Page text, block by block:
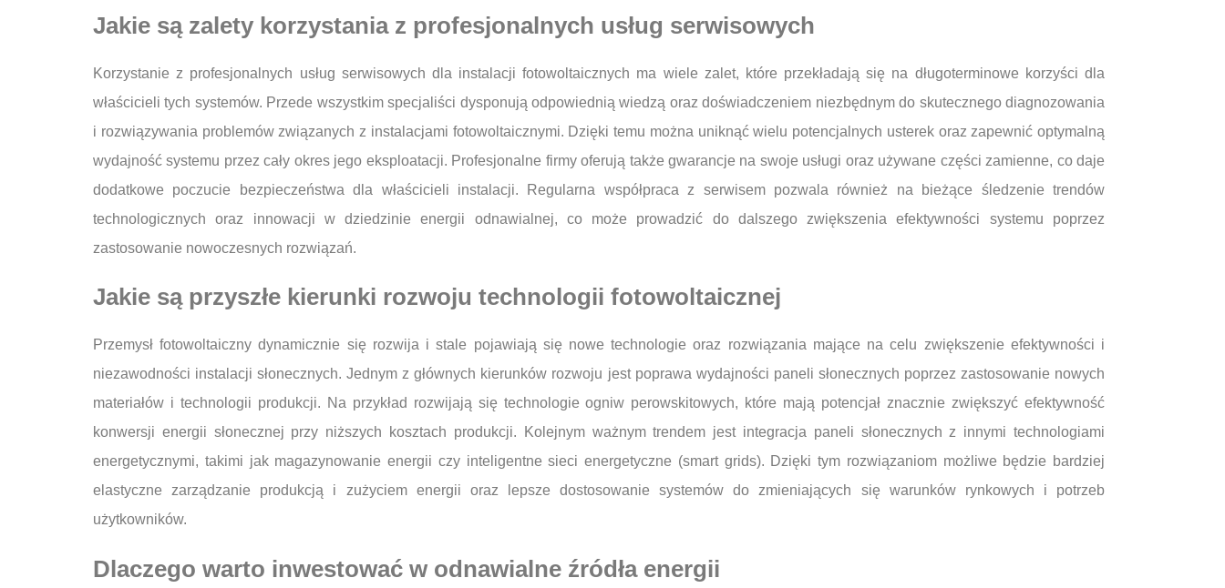
Jakie są zalety korzystania z profesjonalnych usług serwisowych
Korzystanie z profesjonalnych usług serwisowych dla instalacji fotowoltaicznych ma wiele zalet, które przekładają się na długoterminowe korzyści dla
właścicieli tych systemów. Przede wszystkim specjaliści dysponują odpowiednią wiedzą oraz doświadczeniem niezbędnym do skutecznego diagnozowania
i rozwiązywania problemów związanych z instalacjami fotowoltaicznymi. Dzięki temu można uniknąć wielu potencjalnych usterek oraz zapewnić optymalną
wydajność systemu przez cały okres jego eksploatacji. Profesjonalne firmy oferują także gwarancje na swoje usługi oraz używane części zamienne, co daje
dodatkowe poczucie bezpieczeństwa dla właścicieli instalacji. Regularna współpraca z serwisem pozwala również na bieżące śledzenie trendów
technologicznych oraz innowacji w dziedzinie energii odnawialnej, co może prowadzić do dalszego zwiększenia efektywności systemu poprzez
zastosowanie nowoczesnych rozwiązań.
Jakie są przyszłe kierunki rozwoju technologii fotowoltaicznej
Przemysł fotowoltaiczny dynamicznie się rozwija i stale pojawiają się nowe technologie oraz rozwiązania mające na celu zwiększenie efektywności i
niezawodności instalacji słonecznych. Jednym z głównych kierunków rozwoju jest poprawa wydajności paneli słonecznych poprzez zastosowanie nowych
materiałów i technologii produkcji. Na przykład rozwijają się technologie ogniw perowskitowych, które mają potencjał znacznie zwiększyć efektywność
konwersji energii słonecznej przy niższych kosztach produkcji. Kolejnym ważnym trendem jest integracja paneli słonecznych z innymi technologiami
energetycznymi, takimi jak magazynowanie energii czy inteligentne sieci energetyczne (smart grids). Dzięki tym rozwiązaniom możliwe będzie bardziej
elastyczne zarządzanie produkcją i zużyciem energii oraz lepsze dostosowanie systemów do zmieniających się warunków rynkowych i potrzeb
użytkowników.
Dlaczego warto inwestować w odnawialne źródła energii